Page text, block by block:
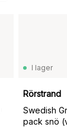
I lager
Rörstrand
Swedish
pack snö